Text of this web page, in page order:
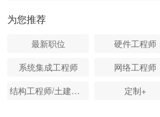
为您推荐
最新职位 硬件工程师
系统集成工程师
网络工程师
结构工程师/土建工程师
定制+